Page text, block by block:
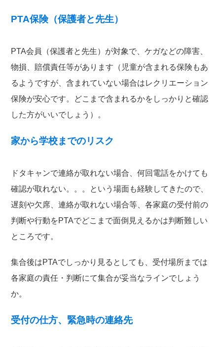
PTA保険（保護者と先生）
PTA会員（保護者と先生）が対象で、ケガなどの障害、
物損、賠償責任等があります（児童が含まれる保険もあ
るようですが、含まれていない場合はレクリエーション
保険が安心です。どこまで含まれるかをしっかりと確認
した方がいいでしょう）。
家から学校までのリスク
ドタキャンで連絡が取れない場合、何回電話をかけても
確認が取れない。。。という場面も経験してきたので、
遅刻や欠席、連絡が取れない場合等、各家庭の受付前の
判断や行動をPTAでどこまで面倒見えるかは判断難しい
ところです。
集合後はPTAでしっかり見るとしても、受付場所までは
各家庭の責任・判断にて集合が妥当なラインでしょう
か。
受付の仕方、緊急時の連絡先